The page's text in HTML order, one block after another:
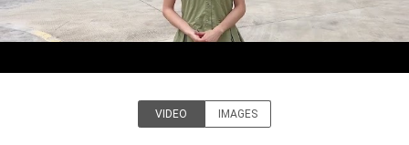
MAPPA
DEL
VIDEO IMAGES